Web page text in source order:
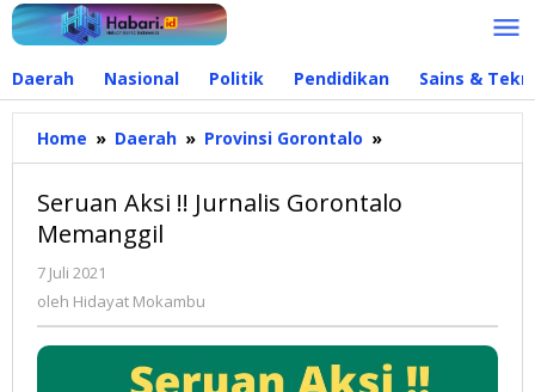
Lewati
ke
Daerah Nasional Politik Pendidikan Sains &
Home » Daerah » Provinsi Gorontalo »
Aksi
!!
Jurnalis
Seruan Aksi !! Jurnalis Gorontalo
Memanggil
7 Juli 2021
Hidayat
oleh Hidayat Mokambu